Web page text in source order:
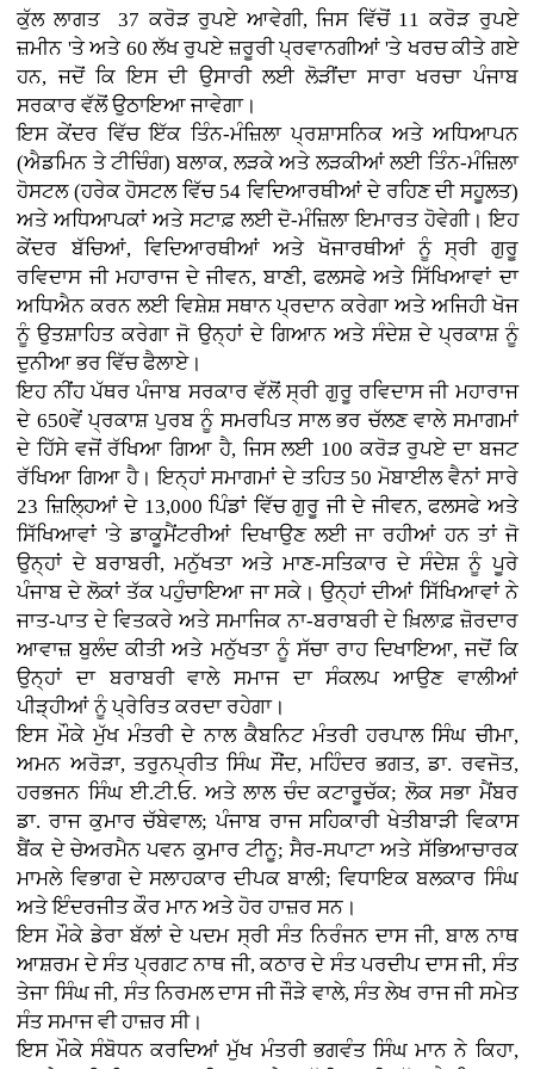
ਕੁੱਲ ਲਾਗਤ 37 ਕਰੋੜ ਰੁਪਏ ਆਵੇਗੀ, ਜਿਸ ਵਿੱਚੋਂ 11 ਕਰੋੜ ਰੁਪਏ
ਜ਼ਮੀਨ 'ਤੇ ਅਤੇ 60 ਲੱਖ ਰੁਪਏ ਜ਼ਰੂਰੀ ਪ੍ਰਵਾਨਗੀਆਂ 'ਤੇ ਖਰਚ ਕੀਤੇ ਗਏ
ਹਨ, ਜਦੋਂ ਕਿ ਇਸ ਦੀ ਉਸਾਰੀ ਲਈ ਲੋੜੀਂਦਾ ਸਾਰਾ ਖਰਚਾ ਪੰਜਾਬ
ਸਰਕਾਰ ਵੱਲੋਂ ਉਠਾਇਆ ਜਾਵੇਗਾ।
ਇਸ ਕੇਂਦਰ ਵਿੱਚ ਇੱਕ ਤਿੰਨ-ਮੰਜ਼ਿਲਾ ਪ੍ਰਸ਼ਾਸਨਿਕ ਅਤੇ ਅਧਿਆਪਨ
(ਐਡਮਿਨ ਤੇ ਟੀਚਿੰਗ) ਬਲਾਕ, ਲੜਕੇ ਅਤੇ ਲੜਕੀਆਂ ਲਈ ਤਿੰਨ-ਮੰਜ਼ਿਲਾ
ਹੋਸਟਲ (ਹਰੇਕ ਹੋਸਟਲ ਵਿੱਚ 54 ਵਿਦਿਆਰਥੀਆਂ ਦੇ ਰਹਿਣ ਦੀ ਸਹੂਲਤ)
ਅਤੇ ਅਧਿਆਪਕਾਂ ਅਤੇ ਸਟਾਫ਼ ਲਈ ਦੋ-ਮੰਜ਼ਿਲਾ ਇਮਾਰਤ ਹੋਵੇਗੀ। ਇਹ
ਕੇਂਦਰ ਬੱਚਿਆਂ, ਵਿਦਿਆਰਥੀਆਂ ਅਤੇ ਖੋਜਾਰਥੀਆਂ ਨੂੰ ਸ੍ਰੀ ਗੁਰੂ
ਰਵਿਦਾਸ ਜੀ ਮਹਾਰਾਜ ਦੇ ਜੀਵਨ, ਬਾਣੀ, ਫਲਸਫੇ ਅਤੇ ਸਿੱਖਿਆਵਾਂ ਦਾ
ਅਧਿਐਨ ਕਰਨ ਲਈ ਵਿਸ਼ੇਸ਼ ਸਥਾਨ ਪ੍ਰਦਾਨ ਕਰੇਗਾ ਅਤੇ ਅਜਿਹੀ ਖੋਜ
ਨੂੰ ਉਤਸ਼ਾਹਿਤ ਕਰੇਗਾ ਜੋ ਉਨ੍ਹਾਂ ਦੇ ਗਿਆਨ ਅਤੇ ਸੰਦੇਸ਼ ਦੇ ਪ੍ਰਕਾਸ਼ ਨੂੰ
ਦੁਨੀਆ ਭਰ ਵਿੱਚ ਫੈਲਾਏ।
ਇਹ ਨੀਂਹ ਪੱਥਰ ਪੰਜਾਬ ਸਰਕਾਰ ਵੱਲੋਂ ਸ੍ਰੀ ਗੁਰੂ ਰਵਿਦਾਸ ਜੀ ਮਹਾਰਾਜ
ਦੇ 650ਵੇਂ ਪ੍ਰਕਾਸ਼ ਪੁਰਬ ਨੂੰ ਸਮਰਪਿਤ ਸਾਲ ਭਰ ਚੱਲਣ ਵਾਲੇ ਸਮਾਗਮਾਂ
ਦੇ ਹਿੱਸੇ ਵਜੋਂ ਰੱਖਿਆ ਗਿਆ ਹੈ, ਜਿਸ ਲਈ 100 ਕਰੋੜ ਰੁਪਏ ਦਾ ਬਜਟ
ਰੱਖਿਆ ਗਿਆ ਹੈ। ਇਨ੍ਹਾਂ ਸਮਾਗਮਾਂ ਦੇ ਤਹਿਤ 50 ਮੋਬਾਈਲ ਵੈਨਾਂ ਸਾਰੇ
23 ਜ਼ਿਲ੍ਹਿਆਂ ਦੇ 13,000 ਪਿੰਡਾਂ ਵਿੱਚ ਗੁਰੂ ਜੀ ਦੇ ਜੀਵਨ, ਫਲਸਫੇ ਅਤੇ
ਸਿੱਖਿਆਵਾਂ 'ਤੇ ਡਾਕੂਮੈਂਟਰੀਆਂ ਦਿਖਾਉਣ ਲਈ ਜਾ ਰਹੀਆਂ ਹਨ ਤਾਂ ਜੋ
ਉਨ੍ਹਾਂ ਦੇ ਬਰਾਬਰੀ, ਮਨੁੱਖਤਾ ਅਤੇ ਮਾਣ-ਸਤਿਕਾਰ ਦੇ ਸੰਦੇਸ਼ ਨੂੰ ਪੂਰੇ
ਪੰਜਾਬ ਦੇ ਲੋਕਾਂ ਤੱਕ ਪਹੁੰਚਾਇਆ ਜਾ ਸਕੇ। ਉਨ੍ਹਾਂ ਦੀਆਂ ਸਿੱਖਿਆਵਾਂ ਨੇ
ਜਾਤ-ਪਾਤ ਦੇ ਵਿਤਕਰੇ ਅਤੇ ਸਮਾਜਿਕ ਨਾ-ਬਰਾਬਰੀ ਦੇ ਖ਼ਿਲਾਫ਼ ਜ਼ੋਰਦਾਰ
ਆਵਾਜ਼ ਬੁਲੰਦ ਕੀਤੀ ਅਤੇ ਮਨੁੱਖਤਾ ਨੂੰ ਸੱਚਾ ਰਾਹ ਦਿਖਾਇਆ, ਜਦੋਂ ਕਿ
ਉਨ੍ਹਾਂ ਦਾ ਬਰਾਬਰੀ ਵਾਲੇ ਸਮਾਜ ਦਾ ਸੰਕਲਪ ਆਉਣ ਵਾਲੀਆਂ
ਪੀੜ੍ਹੀਆਂ ਨੂੰ ਪ੍ਰੇਰਿਤ ਕਰਦਾ ਰਹੇਗਾ।
ਇਸ ਮੌਕੇ ਮੁੱਖ ਮੰਤਰੀ ਦੇ ਨਾਲ ਕੈਬਨਿਟ ਮੰਤਰੀ ਹਰਪਾਲ ਸਿੰਘ ਚੀਮਾ,
ਅਮਨ ਅਰੋੜਾ, ਤਰੁਨਪ੍ਰੀਤ ਸਿੰਘ ਸੌਂਦ, ਮਹਿੰਦਰ ਭਗਤ, ਡਾ. ਰਵਜੋਤ,
ਹਰਭਜਨ ਸਿੰਘ ਈ.ਟੀ.ਓ. ਅਤੇ ਲਾਲ ਚੰਦ ਕਟਾਰੂਚੱਕ; ਲੋਕ ਸਭਾ ਮੈਂਬਰ
ਡਾ. ਰਾਜ ਕੁਮਾਰ ਚੱਬੇਵਾਲ; ਪੰਜਾਬ ਰਾਜ ਸਹਿਕਾਰੀ ਖੇਤੀਬਾੜੀ ਵਿਕਾਸ
ਬੈਂਕ ਦੇ ਚੇਅਰਮੈਨ ਪਵਨ ਕੁਮਾਰ ਟੀਨੂ; ਸੈਰ-ਸਪਾਟਾ ਅਤੇ ਸੱਭਿਆਚਾਰਕ
ਮਾਮਲੇ ਵਿਭਾਗ ਦੇ ਸਲਾਹਕਾਰ ਦੀਪਕ ਬਾਲੀ; ਵਿਧਾਇਕ ਬਲਕਾਰ ਸਿੰਘ
ਅਤੇ ਇੰਦਰਜੀਤ ਕੌਰ ਮਾਨ ਅਤੇ ਹੋਰ ਹਾਜ਼ਰ ਸਨ।
ਇਸ ਮੌਕੇ ਡੇਰਾ ਬੱਲਾਂ ਦੇ ਪਦਮ ਸ੍ਰੀ ਸੰਤ ਨਿਰੰਜਨ ਦਾਸ ਜੀ, ਬਾਲ ਨਾਥ
ਆਸ਼ਰਮ ਦੇ ਸੰਤ ਪ੍ਰਗਟ ਨਾਥ ਜੀ, ਕਠਾਰ ਦੇ ਸੰਤ ਪਰਦੀਪ ਦਾਸ ਜੀ, ਸੰਤ
ਤੇਜਾ ਸਿੰਘ ਜੀ, ਸੰਤ ਨਿਰਮਲ ਦਾਸ ਜੀ ਜੌੜੇ ਵਾਲੇ, ਸੰਤ ਲੇਖ ਰਾਜ ਜੀ ਸਮੇਤ
ਸੰਤ ਸਮਾਜ ਵੀ ਹਾਜ਼ਰ ਸੀ।
ਇਸ ਮੌਕੇ ਸੰਬੋਧਨ ਕਰਦਿਆਂ ਮੁੱਖ ਮੰਤਰੀ ਭਗਵੰਤ ਸਿੰਘ ਮਾਨ ਨੇ ਕਿਹਾ,